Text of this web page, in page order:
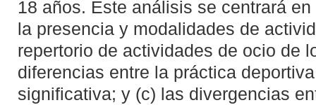
18 años. Este análisis se centrará
la presencia y modalidades de
repertorio de actividades de ocio de
diferencias entre la práctica
significativa; y (c) las divergencias